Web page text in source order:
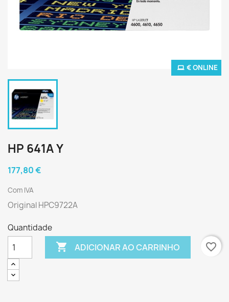
€ ONLINE
HP 641A Y
177,80 €
Com IVA
Original HPC9722A
Quantidade
 ADICIONAR AO CARRINHO favorite_border